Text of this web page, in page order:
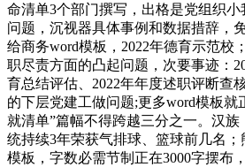
命清单3个部门撰写，出格是党组织
问题，沉视器具体事例和数据措辞，
给商务word模板，2022年德育示范校
职尽责方面的凸起问题，次要事迹：
育总结评估、2022年年度述职评断查
的下层党建工做问题;更多word模板就
就清单”篇幅不得跨越三分之一。汉
统持续3年荣获气排球、篮球前几名；
模板，字数必需节制正在3000字摆布